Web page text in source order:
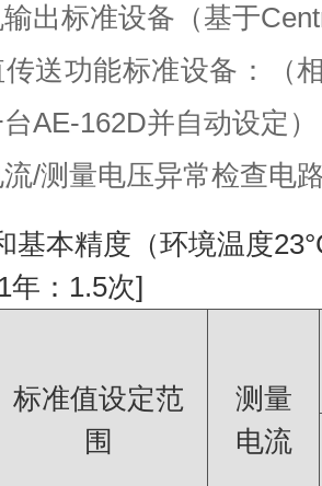
出标准设备（基于
送功能标准设备：（
AE-162D并自动设定）
/测量电压异常检查电
基本精度（环境温度
年：1.5次]
标准值设定范
围
测量
电流